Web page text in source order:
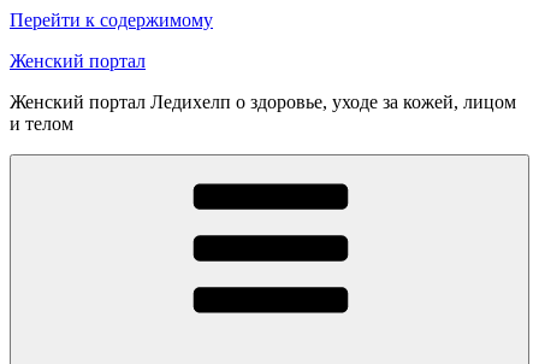
Перейти к содержимому
Женский портал
Женский портал Ледихелп о здоровье, уходе за кожей, лицом
и телом